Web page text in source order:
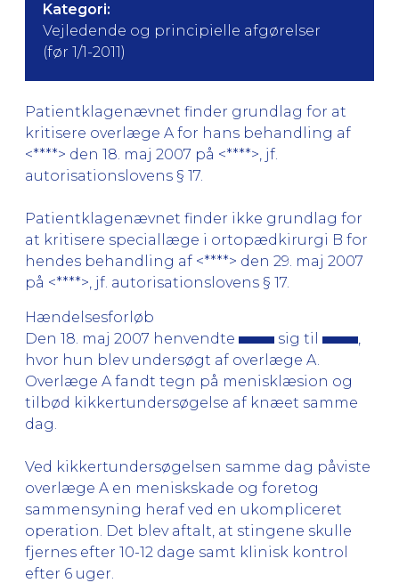
Kategori:
Vejledende og principielle afgørelser
(før 1/1-2011)
Patientklagenævnet finder grundlag for at
kritisere overlæge A for hans behandling af
<****> den 18. maj 2007 på <****>, jf.
autorisationslovens § 17.
Patientklagenævnet finder ikke grundlag for
at kritisere speciallæge i ortopædkirurgi B for
hendes behandling af <****> den 29. maj 2007
på <****>, jf. autorisationslovens § 17.
Hændelsesforløb
Den 18. maj 2007 henvendte
sig til
hvor hun blev undersøgt af overlæge A.
Overlæge A fandt tegn på menisklæsion og
tilbød kikkertundersøgelse af knæet samme
dag.
Ved kikkertundersøgelsen samme dag påviste
overlæge A en meniskskade og foretog
sammensyning heraf ved en ukompliceret
operation. Det blev aftalt, at stingene skulle
fjernes efter 10-12 dage samt klinisk kontrol
efter 6 uger.